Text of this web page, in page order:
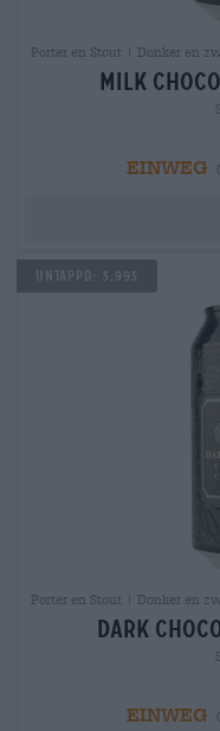
Porter en Stout | Donker en
milk
EINWEG
Untappd: 3,993
Porter en Stout | Donker en
dark
EINWEG